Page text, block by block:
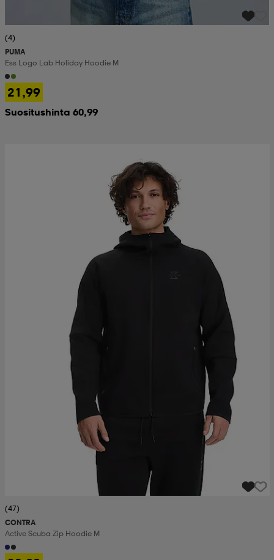
(4)
PUMA
Ess Logo Lab Holiday Hoodie M
21,99
Suositushinta 60,99
(47)
CONTRA
Active Scuba Zip Hoodie M